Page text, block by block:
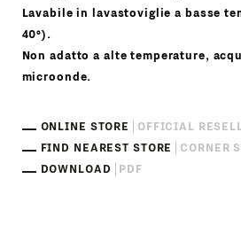
Lavabile in lavastoviglie a basse
40°).
Non adatto a alte temperature,
microonde.
ONLINE STORE
OFFICIAL
FIND NEAREST STORE
CORNER
DOWNLOAD
PDF